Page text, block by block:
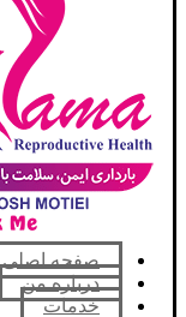
صفحه اصلی
درباره من
خدمات